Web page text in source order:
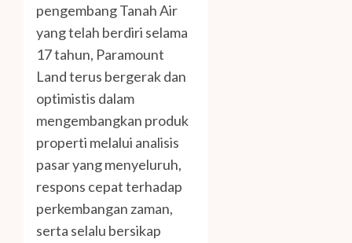
pengembang Tanah Air
yang telah berdiri selama
17 tahun, Paramount
Land terus bergerak dan
optimistis dalam
mengembangkan produk
properti melalui analisis
pasar yang menyeluruh,
respons cepat terhadap
perkembangan zaman,
serta selalu bersikap